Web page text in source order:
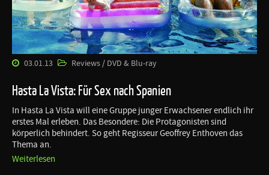
03.01.13 Reviews / DVD & Blu-ray
Hasta La Vista: Für Sex nach Spanien
In Hasta La Vista will eine Gruppe junger Erwachsener endlich ihr
erstes Mal erleben. Das Besondere: Die Protagonisten sind
körperlich behindert. So geht Regisseur Geoffrey Enthoven das
Thema an.
Weiterlesen